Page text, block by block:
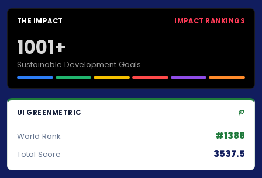
THE IMPACT IMPACT RANKINGS
1001+
Sustainable Development Goals
UI GREENMETRIC
World Rank #1388
Total Score 3537.5